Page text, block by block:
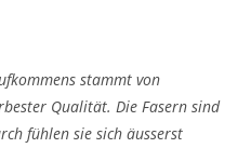
stammt von
Qualität. Die Fasern sind
fühlen sie sich äusserst